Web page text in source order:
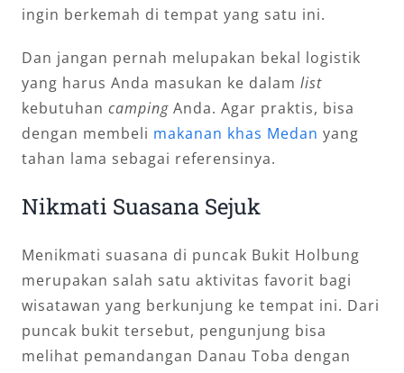
ingin berkemah di tempat yang satu ini.
Dan jangan pernah melupakan bekal logistik
yang harus Anda masukan ke dalam list
kebutuhan campingAnda. Agar praktis, bisa
dengan membeli makanan khas Medan yang
tahan lama sebagai referensinya.
Nikmati Suasana Sejuk
Menikmati suasana di puncak Bukit Holbung
merupakan salah satu aktivitas favorit bagi
wisatawan yang berkunjung ke tempat ini. Dari
puncak bukit tersebut, pengunjung bisa
melihat pemandangan Danau Toba dengan